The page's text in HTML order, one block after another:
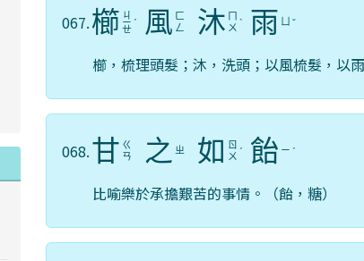
067.櫛 ㄐ
ㄧ
ㄝ
ˊ 風 ㄈ
ㄥ
沐 ㄇ
ㄨ ˋ 雨 ˇ
櫛，梳理頭髮；沐，洗頭；以風梳髮，以
068.甘 ㄍ
ㄢ
之 ㄓ 如 ㄖ
ㄨ ˊ 飴 ㄧ ˊ
比喻樂於承擔艱苦的事情。（飴，糖）